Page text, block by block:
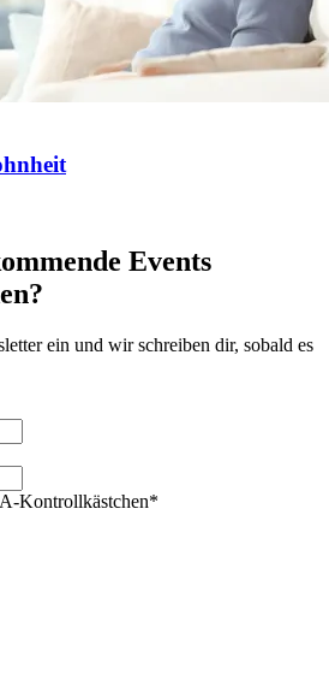
Events
ein und wir schreiben dir, sobald es
Kontrollkästchen*